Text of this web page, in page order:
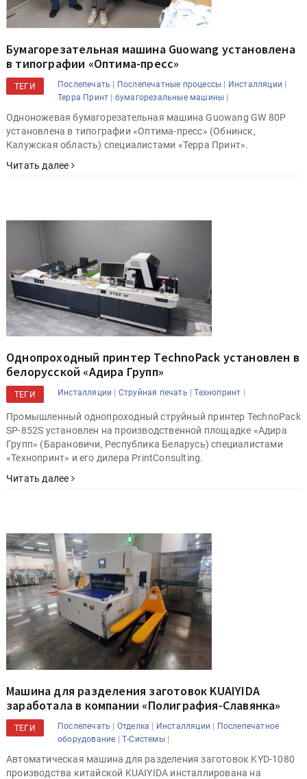
Бумагорезательная машина Guowang установлена
в типографии «Оптима-пресс»
ТЕГИ Послепечать | Послепечатные процессы | Инсталляции |
Терра Принт | бумагорезальные машины |
Одноножевая бумагорезательная машина Guowang GW 80P
установлена в типографии «Оптима-пресс» (Обнинск,
Калужская область) специалистами «Терра Принт».
Читать далее
Однопроходный принтер TechnoPack установлен в
белорусской «Адира Групп»
ТЕГИ Инсталляции | Струйная печать |Технопринт |
Промышленный однопроходный струйный принтер TechnoPack
SP-852S установлен на производственной площадке «Адира
Групп» (Барановичи, Республика Беларусь) специалистами
«Технопринт» и его дилера PrintConsulting.
Читать далее
Машина для разделения заготовок KUAIYIDA
заработала в компании «Полиграфия-Славянка»
ТЕГИ Послепечать | Отделка | Инсталляции | Послепечатное
оборудование |Т-Системы|
Автоматическая машина для разделения заготовок KYD-1080
производства китайской KUAIYIDA инсталлирована на